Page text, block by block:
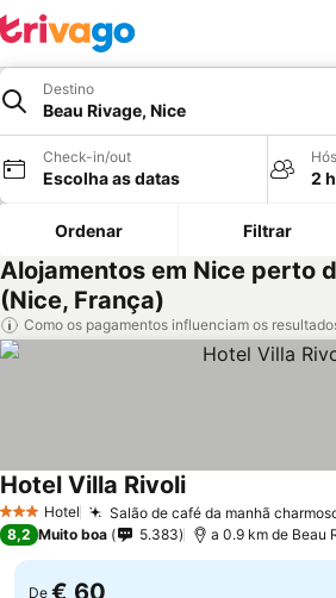
Destino
Beau Rivage, Nice
Check-in/out
Escolha as datas 2
Ordenar Filtrar
Alojamentos em Nice perto
(Nice, França)
Como os pagamentos influenciam os
3 EstrelasHotel Salão de café da manhã
Hotel Villa Rivoli
8,2 Muito boa 5.383 a 0.9 km de Beau
De € 60